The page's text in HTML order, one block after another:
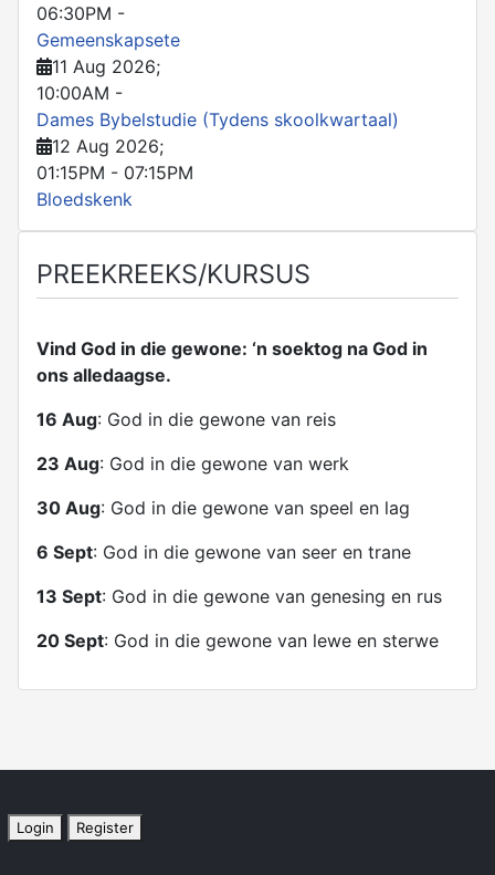
06:30PM -
Gemeenskapsete
11 Aug 2026;
10:00AM -
Dames Bybelstudie (Tydens skoolkwartaal)
12 Aug 2026;
01:15PM - 07:15PM
Bloedskenk
PREEKREEKS/KURSUS
Vind God in die gewone: ‘n soektog na God in
ons alledaagse.
16 Aug: God in die gewone van reis
23 Aug: God in die gewone van werk
30 Aug: God in die gewone van speel en lag
6 Sept: God in die gewone van seer en trane
13 Sept: God in die gewone van genesing en rus
20 Sept: God in die gewone van lewe en sterwe
Login Register